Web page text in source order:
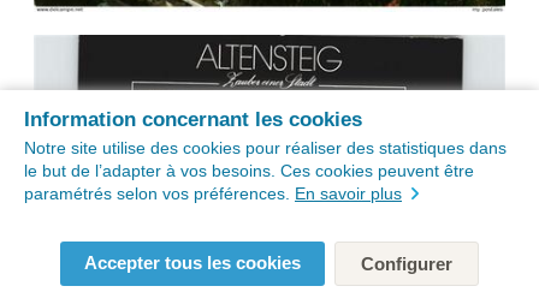
Information concernant les cookies
Notre site utilise des cookies pour réaliser des statistiques dans
le but de l’adapter à vos besoins. Ces cookies peuvent être
paramétrés selon vos préférences. En savoir plus
Accepter tous les cookies Configurer